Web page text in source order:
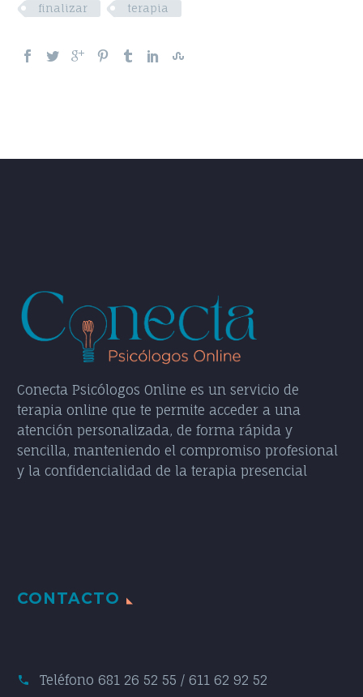
finalizar terapia
Conecta Psicólogos Online es un servicio de
terapia online que te permite acceder a una
atención personalizada, de forma rápida y
sencilla, manteniendo el compromiso profesional
y la confidencialidad de la terapia presencial
CONTACTO
Teléfono 681 26 52 55 / 611 62 92 52